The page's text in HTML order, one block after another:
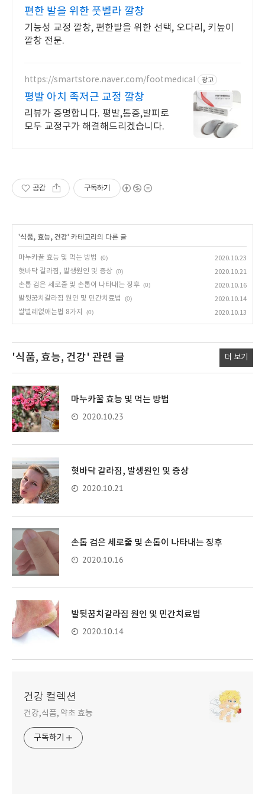
편한 발을 위한 풋벨라 깔창
기능성 교정 깔창, 편한발을 위한 선택, 오다리, 키높이
깔창 전문.
https://smartstore.naver.com/footmedical 광고
평발 아치 족저근 교정 깔창
리뷰가 증명합니다. 평발,통증,발피로
모두 교정구가 해결해드리겠습니다.
공감 구독하기
'식품, 효능, 건강' 카테고리의 다른 글
마누카꿀 효능 및 먹는 방법 (0)
2020.10.23
혓바닥 갈라짐, 발생원인 및 증상 (0)
2020.10.21
손톱 검은 세로줄 및 손톱이 나타내는 징후 (0)
2020.10.16
발뒷꿈치갈라짐 원인 및 민간치료법
(0)
2020.10.14
쌀벌레없애는법 8가지
(0) 2020.10.13
'식품, 효능, 건강' 관련 글 더 보기
마누카꿀 효능 및 먹는 방법
2020.10.23
혓바닥 갈라짐, 발생원인 및 증상
2020.10.21
손톱 검은 세로줄 및 손톱이 나타내는 징후
2020.10.16
발뒷꿈치갈라짐 원인 및 민간치료법
2020.10.14
건강 컬렉션
건강,식품, 약초 효능
구독하기